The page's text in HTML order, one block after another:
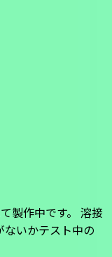
製作中です。 溶接
いかテスト中の